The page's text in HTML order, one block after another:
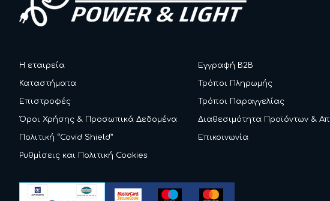
Η εταιρεία
Καταστήματα
Επιστροφές
Όροι Χρήσης & Προσωπικά Δεδομένα
Πολιτική “Covid Shield”
Ρυθμίσεις και Πολιτική Cookies
Εγγραφή B2B
Τρόποι Πληρωμής
Τρόποι Παραγγελίας
Διαθεσιμότητα Προϊόντων &
Επικοινωνία